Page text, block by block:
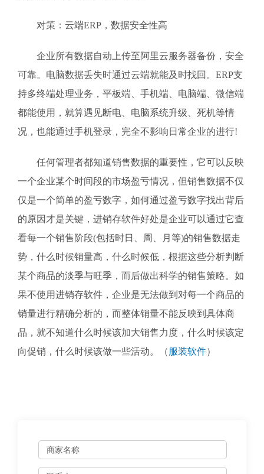
对策：云端ERP，数据安全性高
企业所有数据自动上传至阿里云服务器备份，安全
可靠。电脑数据丢失时通过云端就能及时找回。ERP支
持多终端处理业务，平板端、手机端、电脑端、微信端
都能使用，就算遇见断电、电脑系统升级、死机等情
况，也能通过手机登录，完全不影响日常企业的进行!
任何管理者都知道销售数据的重要性，它可以反映
一个企业某个时间段的市场盈亏情况，但销售数据不仅
仅是一个简单的盈亏数字，如何通过盈亏数字找出背后
的原因才是关键，进销存软件好处是企业可以通过它查
看每一个销售阶段(包括时日、周、月等)的销售数据走
势，什么时候销量高，什么时候低，根据这些分析判断
某个商品的淡季与旺季，而后做出科学的销售策略。如
果不使用进销存软件，企业是无法做到对每一个商品的
销量进行精确分析的，而整体销量不能反映到具体商
品，就不知道什么时候该加大销售力度，什么时候该定
向促销，什么时候该做一些活动。（ 服装软件）